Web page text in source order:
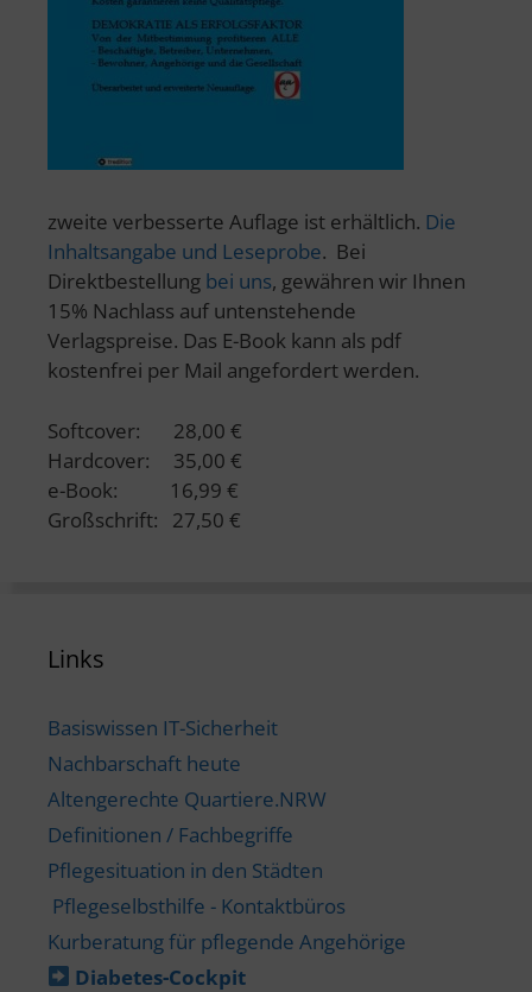
zweite verbesserte Auflage ist erhältlich. Die
Inhaltsangabe und Leseprobe. Bei
Direktbestellung bei uns, gewähren wir Ihnen
15% Nachlass auf untenstehende
Verlagspreise. Das E-Book kann als pdf
kostenfrei per Mail angefordert werden.
Softcover: 28,00 €
Hardcover: 35,00 €
e-Book: 16,99 €
Großschrift: 27,50 €
Links
Basiswissen IT-Sicherheit
Nachbarschaft heute
Altengerechte Quartiere.NRW
Definitionen / Fachbegriffe
Pflegesituation in den Städten
Pflegeselbsthilfe - Kontaktbüros
Kurberatung für pflegende Angehörige
Diabetes-​Cockpit